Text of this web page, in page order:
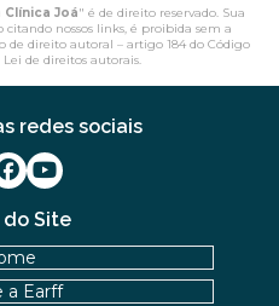
Joá" é de direito reservado. Sua
nossos links, é proibida sem a
de direito autoral – artigo 184 do Código
Lei de direitos autorais.
do Site
a Earff
redes sociais